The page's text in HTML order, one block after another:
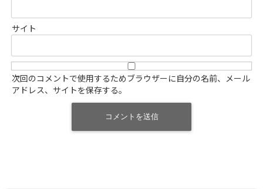
サイト
次回のコメントで使用するためブラウザーに自分の名前、メール
アドレス、サイトを保存する。